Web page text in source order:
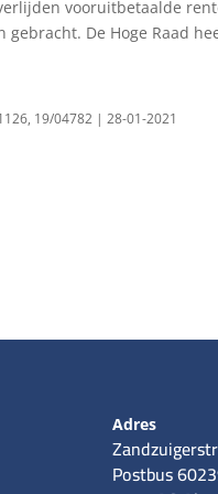
vooruitbetaalde
De Hoge Raad
19/04782 | 28-01-2021
Adres
Postbus